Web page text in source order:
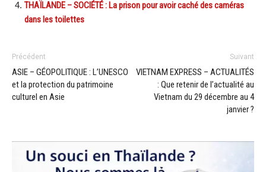
THAÏLANDE – SOCIÉTÉ : La prison pour avoir caché des caméras
dans les toilettes
Précédent
ASIE – GÉOPOLITIQUE : L’UNESCO
et la protection du patrimoine
culturel en Asie
Suivant
VIETNAM EXPRESS – ACTUALITÉS
: Que retenir de l’actualité au
Vietnam du 29 décembre au 4
janvier ?